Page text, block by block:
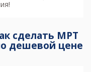
сделать МРТ
дешевой цене